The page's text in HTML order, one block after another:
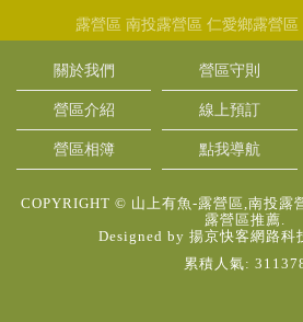
露營區 南投露營區 仁愛鄉露營區
關於我們 營區守則
營區介紹 線上預訂
營區相簿 點我導航
COPYRIGHT © 山上有魚-露營區,南投露
露營區推薦.
Designed by 揚京快客網路科
累積人氣: